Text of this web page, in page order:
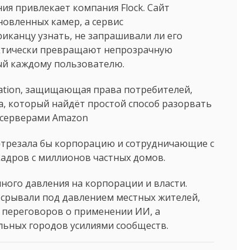
привлекает компания Flock. Сайт
камер, а сервис
узнать, не запрашивали ли его
превращают непрозрачную
каждому пользователю.
защищающая права потребителей,
который найдёт простой способ разорвать
Amazon
бы корпорацию и сотрудничающие с
с миллионов частных домов.
давления на корпорации и власти.
под давлением местных жителей,
о применении ИИ, а
городов усилиями сообществ.